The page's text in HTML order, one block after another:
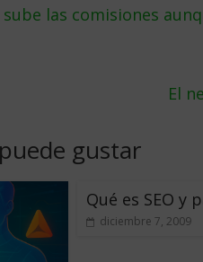
sube las comisiones
El
gustar
Qué es SEO y
diciembre 7, 2009